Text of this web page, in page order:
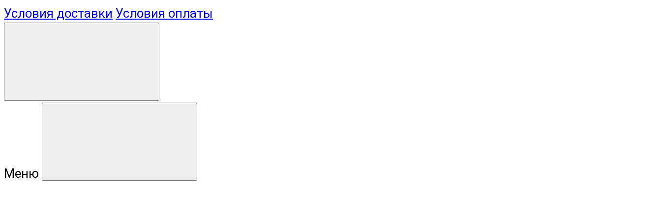
Условия доставки Условия оплаты
Меню